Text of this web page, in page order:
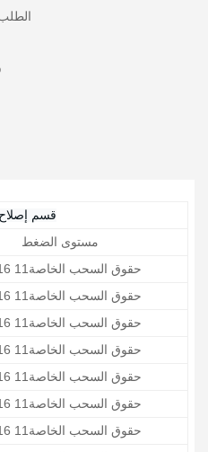
الطلب
قسم
مستوى الضغط
PN16 حقوق السحب الخاصة11
PN16 حقوق السحب الخاصة11
PN16 حقوق السحب الخاصة11
PN16 حقوق السحب الخاصة11
PN16 حقوق السحب الخاصة11
PN16 حقوق السحب الخاصة11
PN16 حقوق السحب الخاصة11